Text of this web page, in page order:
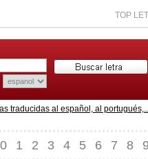
TOP
traducidas al español, al
0 1 2 3 4 5 6 7 8 9